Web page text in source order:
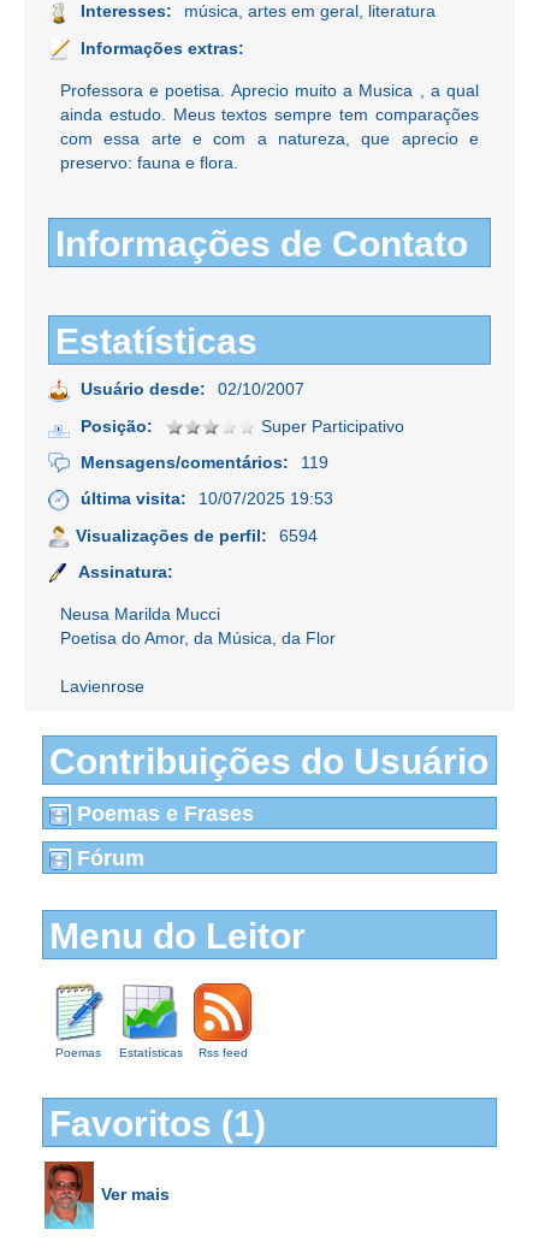
Interesses:
música, artes em geral, literatura
Informações extras:
Professora e poetisa. Aprecio muito a Musica , a qual
ainda estudo. Meus textos sempre tem comparações
com essa arte e com a natureza, que aprecio e
preservo: fauna e flora.
Informações de Contato
Estatísticas
Usuário desde:
02/10/2007
Posição:
Super Participativo
Mensagens/comentários:
119
última visita:
10/07/2025 19:53
Visualizações de perfil:
6594
Assinatura:
Neusa Marilda Mucci
Poetisa do Amor, da Música, da Flor
Lavienrose
Contribuições do Usuário
Poemas e Frases
Fórum
Menu do Leitor
Poemas Estatísticas Rss feed
Favoritos (1)
Ver mais